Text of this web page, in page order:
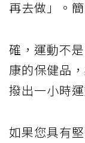
再去做」。
確，運動不
康的保健品
撥出一小時
如果您具有